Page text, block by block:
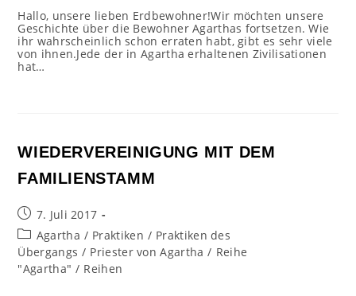
Hallo, unsere lieben Erdbewohner!Wir möchten unsere
Geschichte über die Bewohner Agarthas fortsetzen. Wie
ihr wahrscheinlich schon erraten habt, gibt es sehr viele
von ihnen.Jede der in Agartha erhaltenen Zivilisationen
hat…
WIEDERVEREINIGUNG MIT DEM
FAMILIENSTAMM
Beitrag
veröffentlicht:
7. Juli 2017
Beitrags-
Kategorie:
Agartha / Praktiken / Praktiken des
Übergangs / Priester von Agartha / Reihe
"Agartha" / Reihen